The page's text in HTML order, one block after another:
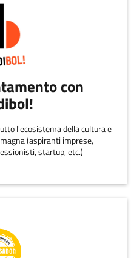
con
l'ecosistema della cultura e
(aspiranti imprese,
startup, etc.)